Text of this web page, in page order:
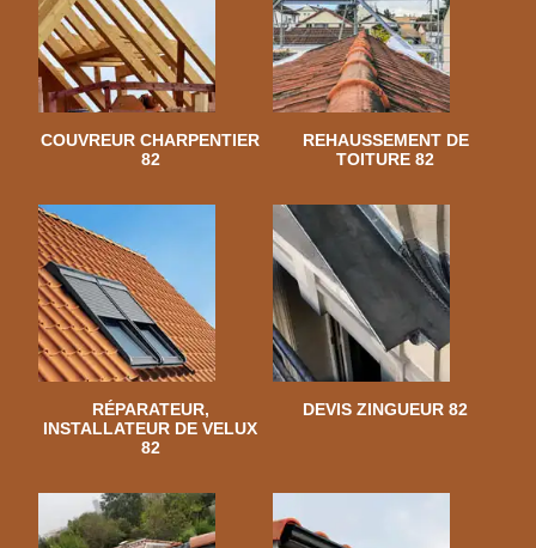
COUVREUR CHARPENTIER
82
REHAUSSEMENT DE
TOITURE 82
RÉPARATEUR,
INSTALLATEUR DE VELUX
82
DEVIS ZINGUEUR 82